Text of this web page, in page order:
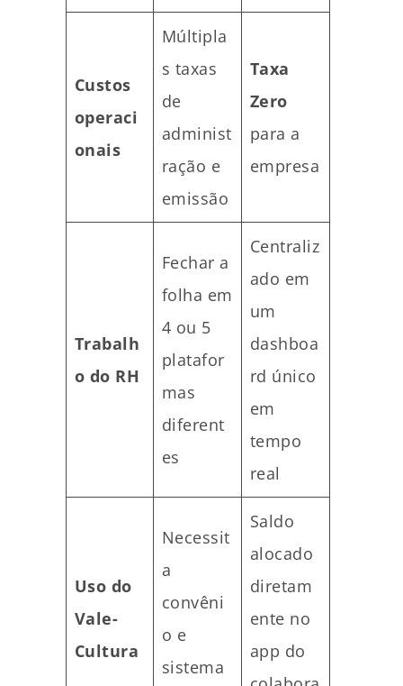
Custos
operaci
onais
Múltipla
s taxas
de
administ
ração e
emissão
Taxa
Zero
para a
empresa
Trabalh
o do RH
Fechar a
folha em
4 ou 5
platafor
mas
diferent
es
Centraliz
ado em
um
dashboa
rd único
em
tempo
real
Uso do
Vale-
Cultura
Necessit
a
convêni
o e
sistema
Saldo
alocado
diretam
ente no
app do